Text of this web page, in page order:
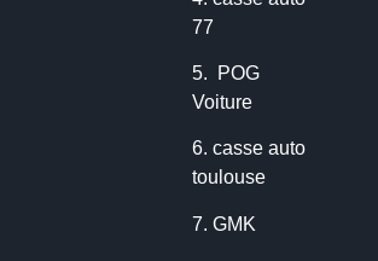
77
5. POG
Voiture
6.casse auto
toulouse
7.GMK